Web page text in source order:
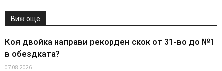
Виж още
Коя двойка направи рекорден скок от 31-во до №1
в обездката?
07.08.2026